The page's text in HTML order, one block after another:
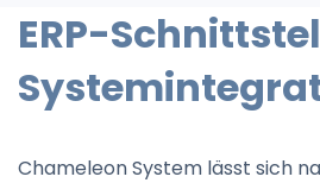
ERP-
Chameleon System lässt sich